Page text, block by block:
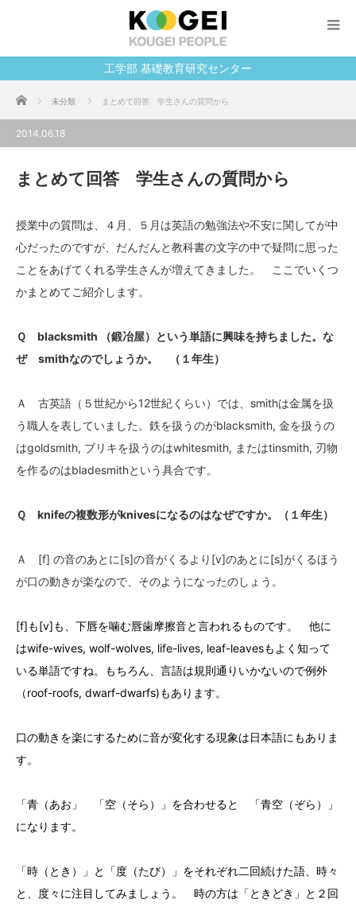
工学部 基礎教育研究センター
ホーム 未分類 まとめて回答 学生さんの質問から
2014.06.18
まとめて回答 学生さんの質問から
授業中の質問は、４月、５月は英語の勉強法や不安に関してが中
心だったのですが、だんだんと教科書の文字の中で疑問に思った
ことをあげてくれる学生さんが増えてきました。 ここでいくつ
かまとめてご紹介します。
Ｑ blacksmith （鍛冶屋）という単語に興味を持ちました。な
ぜ smithなのでしょうか。 （１年生）
Ａ 古英語（５世紀から12世紀くらい）では、smithは金属を扱
う職人を表していました。鉄を扱うのがblacksmith, 金を扱うの
はgoldsmith, ブリキを扱うのはwhitesmith, またはtinsmith, 刃物
を作るのはbladesmithという具合です。
Ｑ knifeの複数形がknivesになるのはなぜですか。（１年生）
Ａ [f] の音のあとに[s]の音がくるより[v]のあとに[s]がくるほう
が口の動きが楽なので、そのようになったのしょう。
[f]も[v]も、下唇を噛む唇歯摩擦音と言われるものです。 他に
はwife-wives, wolf-wolves, life-lives, leaf-leavesもよく知って
いる単語ですね。もちろん、言語は規則通りいかないので例外
（roof-roofs, dwarf-dwarfs)もあります。
口の動きを楽にするために音が変化する現象は日本語にもありま
す。
「青（あお」 「空（そら）」を合わせると 「青空（ぞら）」
になります。
「時（とき）」と「度（たび）」をそれぞれ二回続けた語、時々
と、度々に注目してみましょう。 時の方は「ときどき」と２回